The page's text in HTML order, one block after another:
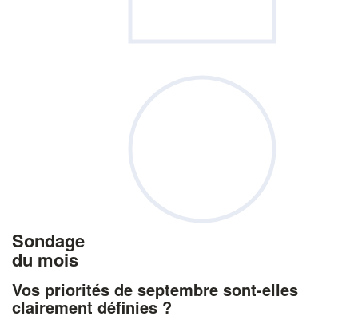
Sondage
du mois
Vos priorités de septembre sont-elles
clairement définies ?